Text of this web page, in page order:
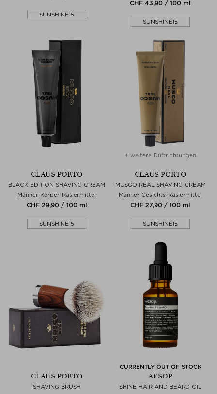
SUNSHINE15
CHF 43,90 / 100 ml
SUNSHINE15
CLAUS PORTO
BLACK EDITION SHAVING CREAM
Männer Körper-Rasiermittel
CHF 29,90 / 100 ml
SUNSHINE15
+ weitere Duftrichtungen
CLAUS PORTO
MUSGO REAL SHAVING CREAM
Männer Gesichts-Rasiermittel
CHF 27,90 / 100 ml
SUNSHINE15
CLAUS PORTO
SHAVING BRUSH
CURRENTLY OUT OF STOCK
AESOP
SHINE HAIR AND BEARD OIL